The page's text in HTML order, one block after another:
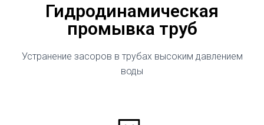
Гидродинамическая
промывка труб
Устранение засоров в трубах высоким давлением
воды